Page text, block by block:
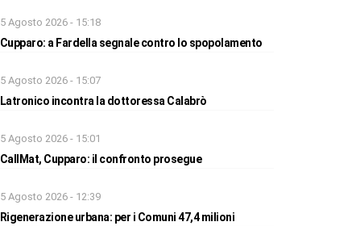
5 Agosto 2026 - 15:18
Cupparo: a Fardella segnale contro lo spopolamento
5 Agosto 2026 - 15:07
Latronico incontra la dottoressa Calabrò
5 Agosto 2026 - 15:01
CallMat, Cupparo: il confronto prosegue
5 Agosto 2026 - 12:39
Rigenerazione urbana: per i Comuni 47,4 milioni